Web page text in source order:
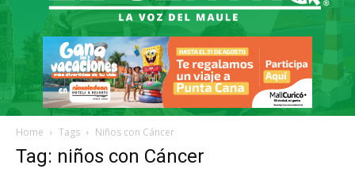
Home Tags Niños con Cáncer
Tag: niños con Cáncer